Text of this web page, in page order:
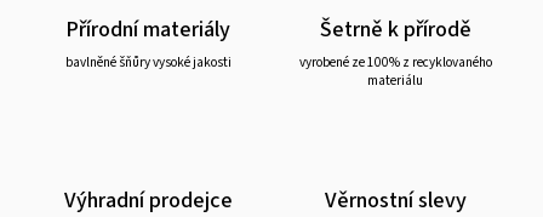
Přírodní materiály
bavlněné šňůry vysoké jakosti
Šetrně k přírodě
vyrobené ze 100% z recyklovaného
materiálu
Výhradní prodejce Věrnostní slevy